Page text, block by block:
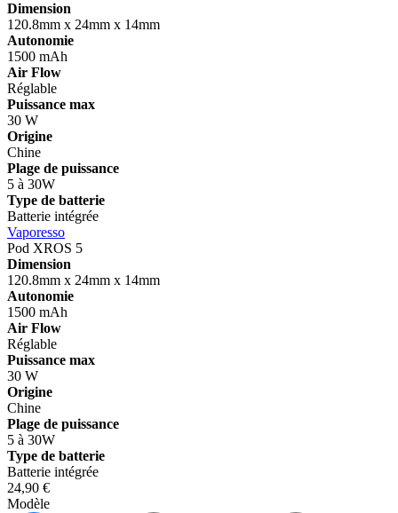
Dimension
120.8mm x 24mm x 14mm
Autonomie
1500 mAh
Air Flow
Réglable
Puissance max
30 W
Origine
Chine
Plage de puissance
5 à 30W
Type de batterie
Batterie intégrée
Vaporesso
Pod XROS 5
Dimension
120.8mm x 24mm x 14mm
Autonomie
1500 mAh
Air Flow
Réglable
Puissance max
30 W
Origine
Chine
Plage de puissance
5 à 30W
Type de batterie
Batterie intégrée
24,90 €
Modèle